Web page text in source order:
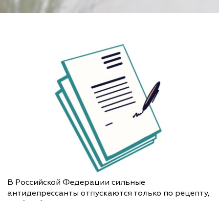
В Российской Федерации сильные
антидепрессанты отпускаются только по рецепту,